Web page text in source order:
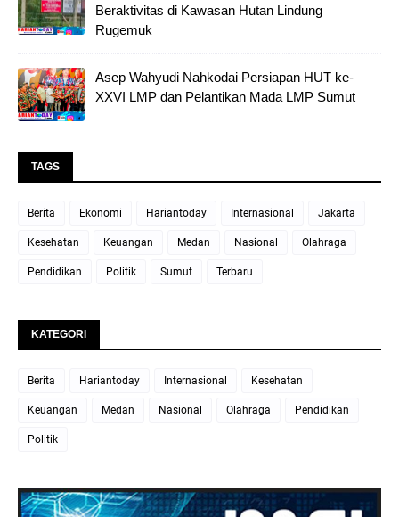
Beraktivitas di Kawasan Hutan Lindung
Rugemuk
Asep Wahyudi Nahkodai Persiapan HUT ke-
XXVI LMP dan Pelantikan Mada LMP Sumut
TAGS
Berita Ekonomi Hariantoday Internasional Jakarta
Kesehatan Keuangan Medan Nasional Olahraga
Pendidikan Politik Sumut Terbaru
KATEGORI
Berita Hariantoday Internasional Kesehatan
Keuangan Medan Nasional Olahraga Pendidikan
Politik